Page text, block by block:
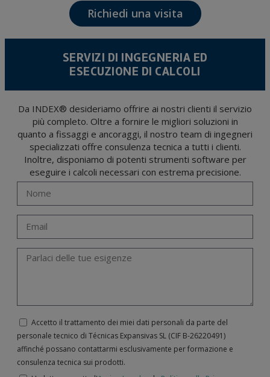
I dati contenuti nei nostri archivi sono assolutamente confidenziali e saranno
trattati con la massima riservatezza e nel rispetto di tutti i requisiti del
Regolamento Generale sulla Protezione dei Dati (GDPR) del 27 aprile 2016. I dati
rimarranno registrati nei nostri archivi per il tempo necessario allo scopo per il quale
Si raccomanda di non inviare dati personali di alto livello secondo la legislazione
sulla protezione dei dati, come quelli relativi alla salute, poiché non vengono
criptati né codificati. Quindi, la responsabilità è di chi li invia.
Gli utenti possono in qualsiasi momento esercitare i loro diritti di accesso, rettifica,
conformità con le disposizioni del regolamento generale sulla protezione dei dati
(GDPR) del 27 aprile 2016 inviando una lettera al responsabile del trattamento:
Valentín Gómez, Direttore, insieme a una fotocopia della sua carta d'identità, a
TÉCNICAS EXPANSIVAS SL | P.I. La Portalada II | c/ Segador 13, 26006 | Logroño (La
Rioja) o inviando un’email al seguente indirizzo info@indexfix.com.
Richiedi una visita
SERVIZI DI INGEGNERIA ED
ESECUZIONE DI CALCOLI
Da INDEX® desideriamo offrire ai nostri clienti il servizio
più completo. Oltre a fornire le migliori soluzioni in
quanto a fissaggi e ancoraggi, il nostro team di ingegneri
specializzati offre consulenza tecnica a tutti i clienti.
Inoltre, disponiamo di potenti strumenti software per
eseguire i calcoli necessari con estrema precisione.
Accetto il trattamento dei miei dati personali da parte del
personale tecnico di Técnicas Expansivas SL (CIF B-­26220491)
affinché possano contattarmi esclusivamente per formazione e
consulenza tecnica sui prodotti.